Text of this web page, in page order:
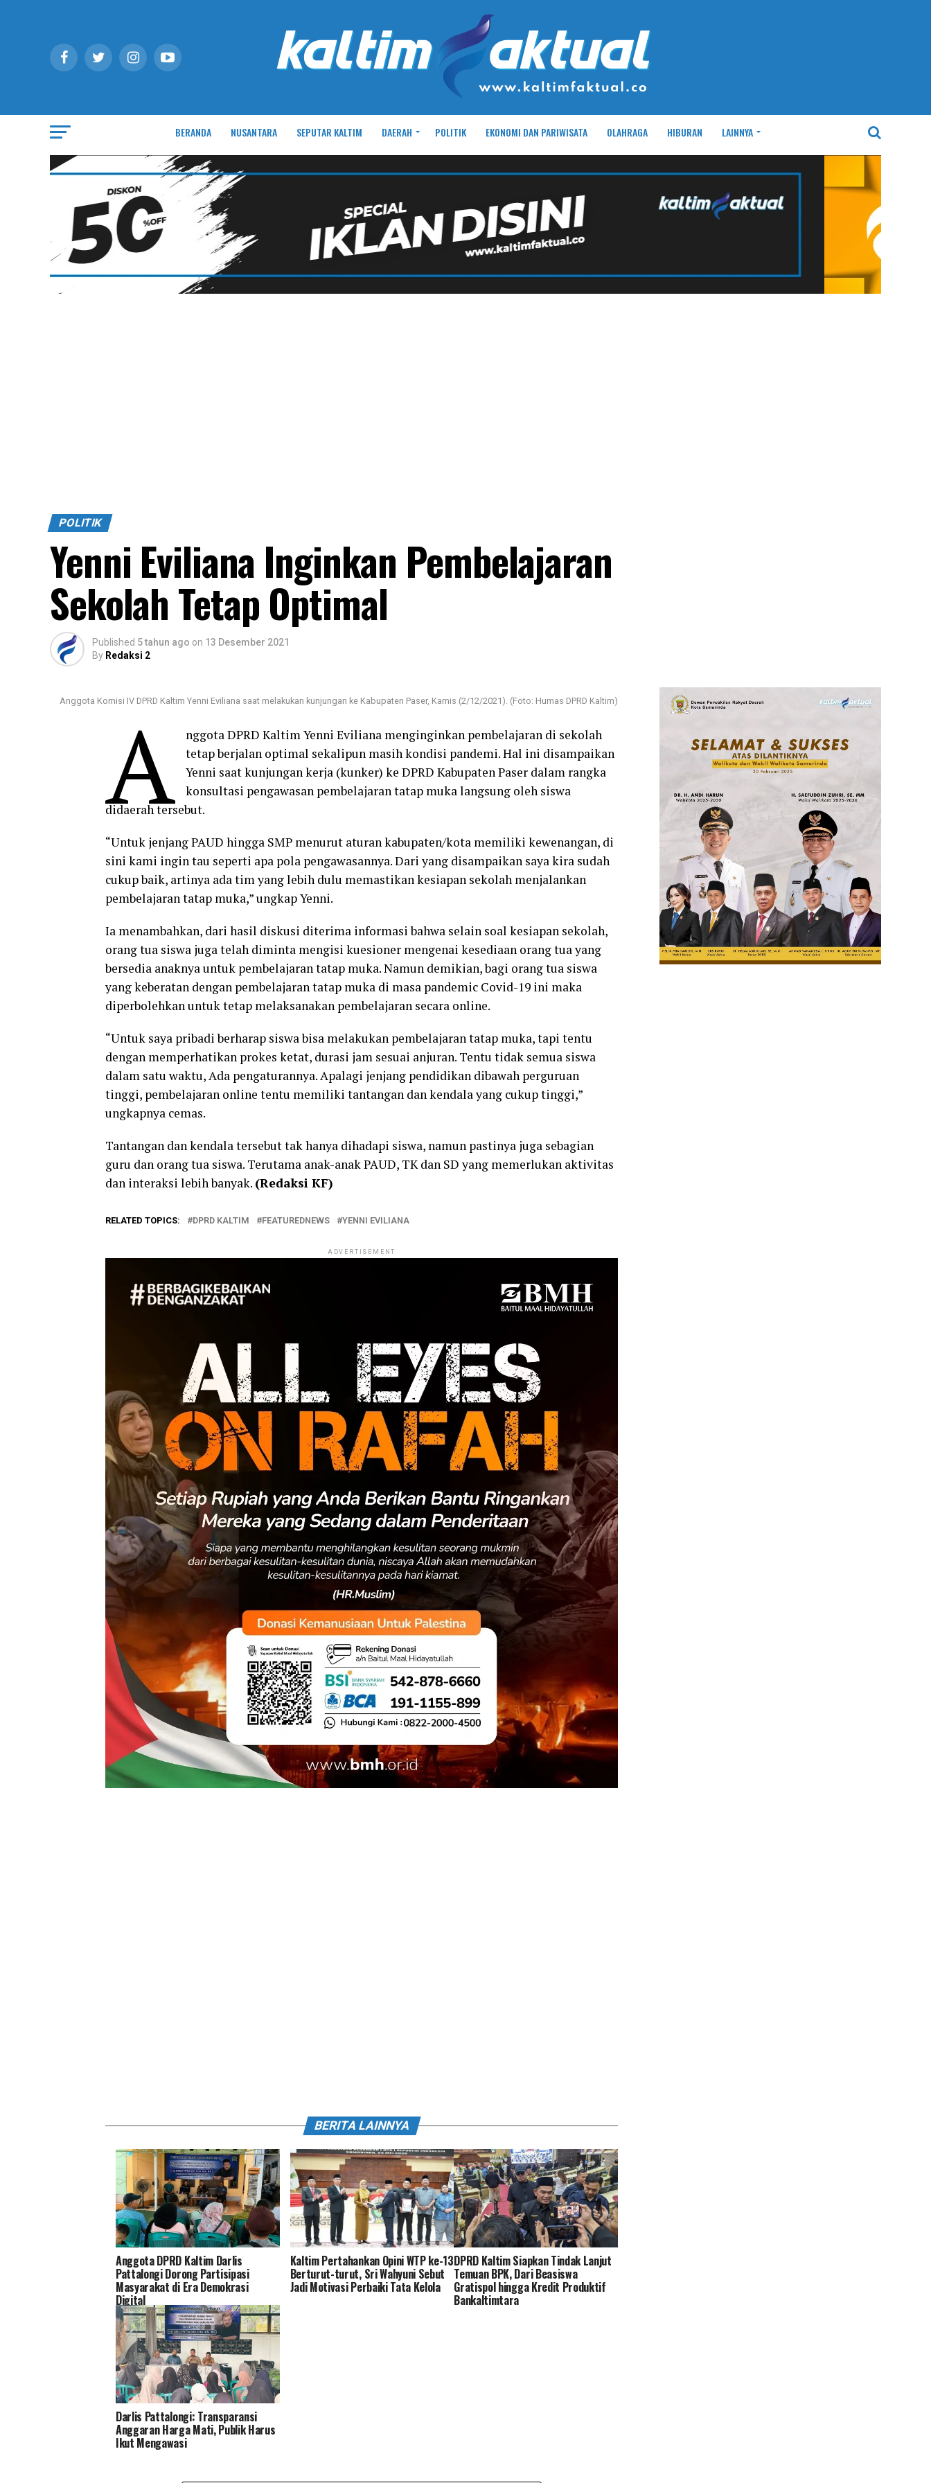
BERANDA NUSANTARA SEPUTAR KALTIM DAERAH POLITIK EKONOMI DAN PARIWISATA OLAHRAGA HIBURAN LAINNYA
POLITIK
Yenni Eviliana Inginkan Pembelajaran
Sekolah Tetap Optimal
Published 5 tahun ago on 13 Desember 2021
By Redaksi 2
Anggota Komisi IV DPRD Kaltim Yenni Eviliana saat melakukan kunjungan ke Kabupaten Paser, Kamis (2/12/2021). (Foto: Humas DPRD Kaltim)
A
nggota DPRD Kaltim Yenni Eviliana menginginkan pembelajaran di sekolah
tetap berjalan optimal sekalipun masih kondisi pandemi. Hal ini disampaikan
Yenni saat kunjungan kerja (kunker) ke DPRD Kabupaten Paser dalam rangka
konsultasi pengawasan pembelajaran tatap muka langsung oleh siswa
didaerah tersebut.
“Untuk jenjang PAUD hingga SMP menurut aturan kabupaten/kota memiliki kewenangan, di
sini kami ingin tau seperti apa pola pengawasannya. Dari yang disampaikan saya kira sudah
cukup baik, artinya ada tim yang lebih dulu memastikan kesiapan sekolah menjalankan
pembelajaran tatap muka,” ungkap Yenni.
Ia menambahkan, dari hasil diskusi diterima informasi bahwa selain soal kesiapan sekolah,
orang tua siswa juga telah diminta mengisi kuesioner mengenai kesediaan orang tua yang
bersedia anaknya untuk pembelajaran tatap muka. Namun demikian, bagi orang tua siswa
yang keberatan dengan pembelajaran tatap muka di masa pandemic Covid-19 ini maka
diperbolehkan untuk tetap melaksanakan pembelajaran secara online.
“Untuk saya pribadi berharap siswa bisa melakukan pembelajaran tatap muka, tapi tentu
dengan memperhatikan prokes ketat, durasi jam sesuai anjuran. Tentu tidak semua siswa
dalam satu waktu, Ada pengaturannya. Apalagi jenjang pendidikan dibawah perguruan
tinggi, pembelajaran online tentu memiliki tantangan dan kendala yang cukup tinggi,”
ungkapnya cemas.
Tantangan dan kendala tersebut tak hanya dihadapi siswa, namun pastinya juga sebagian
guru dan orang tua siswa. Terutama anak-anak PAUD, TK dan SD yang memerlukan aktivitas
dan interaksi lebih banyak. (Redaksi KF)
RELATED TOPICS: DPRD KALTIM FEATUREDNEWS YENNI EVILIANA
ADVERTISEMENT
BERITA LAINNYA
Anggota DPRD Kaltim Darlis
Pattalongi Dorong Partisipasi
Masyarakat di Era Demokrasi
Digital
Kaltim Pertahankan Opini WTP ke-13
Berturut-turut, Sri Wahyuni Sebut
Jadi Motivasi Perbaiki Tata Kelola
DPRD Kaltim Siapkan Tindak Lanjut
Temuan BPK, Dari Beasiswa
Gratispol hingga Kredit Produktif
Bankaltimtara
Darlis Pattalongi: Transparansi
Anggaran Harga Mati, Publik Harus
Ikut Mengawasi